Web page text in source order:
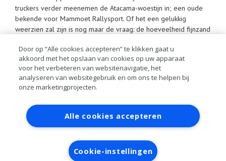
truckers verder meenemen de Atacama-woestijn in; een oude
bekende voor Mammoet Rallysport. Of het een gelukkig
weerzien zal zijn is nog maar de vraag: de hoeveelheid fijnzand
Rusland kon er nog een zandbak gevuld worden met de inhoud
van de cabine… Etappe zes is tevens de langste etappe in de
Dakar en verdeeld in twee proeven. Het terrein is snel,
uitdagend maar bovenal vermoeiend voor hen die weinig slaap
hebben gehad… Volgens de organisatie gaat morgen de eerste
formatie van de top 10 plaatsvinden: Mammoet Rallysport
hoopt daar deel van uit te kunnen maken.
Contact Account aanvragen
Inloggen
RAI bestanden
Privacy
Algemene
voorwaarden
Verwerkersovereenkomst
Door op “Alle cookies accepteren” te klikken gaat u
akkoord met het opslaan van cookies op uw apparaat
voor het verbeteren van websitenavigatie, het
analyseren van websitegebruik en om ons te helpen bij
onze marketingprojecten.
Alle cookies accepteren
Cookie-instellingen